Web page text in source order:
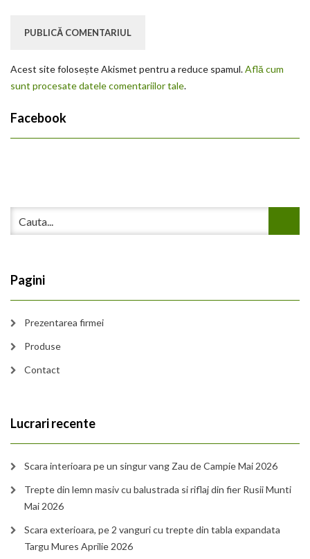
Acest site folosește Akismet pentru a reduce spamul.Află cum
sunt procesate datele comentariilor tale.
Facebook
Pagini
Prezentarea firmei
Produse
Contact
Lucrari recente
Scara interioara pe un singur vang Zau de Campie Mai 2026
Trepte din lemn masiv cu balustrada si riflaj din fier Rusii Munti
Mai 2026
Scara exterioara, pe 2 vanguri cu trepte din tabla expandata
Targu Mures Aprilie 2026